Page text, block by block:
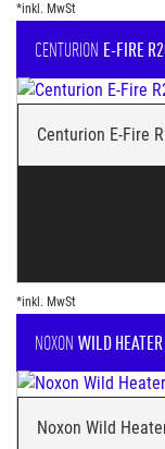
*inkl. MwSt
CENTURION E-FIRE
Centurion E-Fire
*inkl. MwSt
NOXON WILD HEATER
Noxon Wild